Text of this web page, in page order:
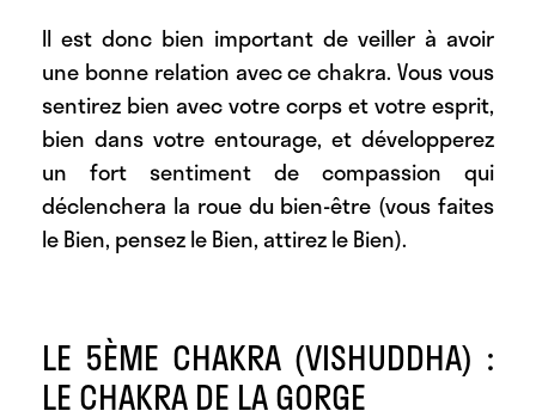
Il est donc bien important de veiller à avoir
une bonne relation avec ce chakra. Vous vous
sentirez bien avec votre corps et votre esprit,
bien dans votre entourage, et développerez
un fort sentiment de compassion qui
déclenchera la roue du bien-être (vous faites
le Bien, pensez le Bien, attirez le Bien).
LE 5ÈME CHAKRA (VISHUDDHA) :
LE CHAKRA DE LA GORGE